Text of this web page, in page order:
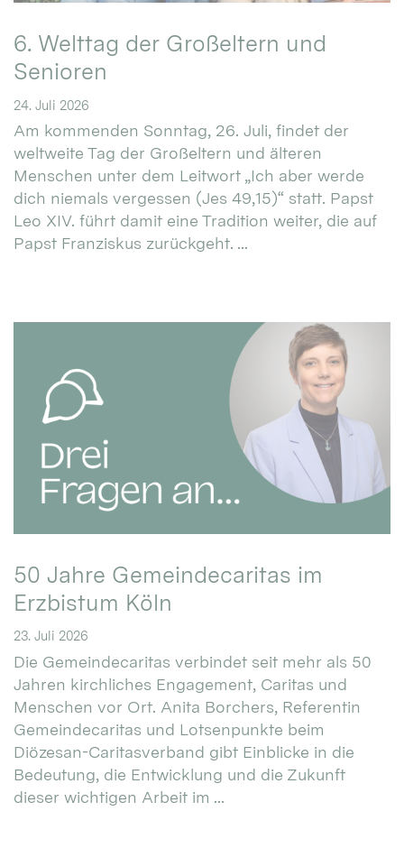
6. Welttag der Großeltern und
Senioren
24. Juli 2026
Am kommenden Sonntag, 26. Juli, findet der
weltweite Tag der Großeltern und älteren
Menschen unter dem Leitwort „Ich aber werde
dich niemals vergessen (Jes 49,15)“ statt. Papst
Leo XIV. führt damit eine Tradition weiter, die auf
Papst Franziskus zurückgeht. ...
50 Jahre Gemeindecaritas im
Erzbistum Köln
23. Juli 2026
Die Gemeindecaritas verbindet seit mehr als 50
Jahren kirchliches Engagement, Caritas und
Menschen vor Ort. Anita Borchers, Referentin
Gemeindecaritas und Lotsenpunkte beim
Diözesan-Caritasverband gibt Einblicke in die
Bedeutung, die Entwicklung und die Zukunft
dieser wichtigen Arbeit im ...